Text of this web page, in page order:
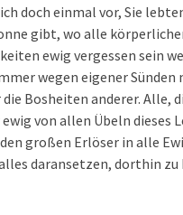
doch einmal vor, Sie
gibt, wo alle
ewig vergessen sein
wegen eigener Sünden
die Bosheiten anderer. Alle,
von allen Übeln dieses
großen Erlöser in alle
daransetzen, dorthin zu